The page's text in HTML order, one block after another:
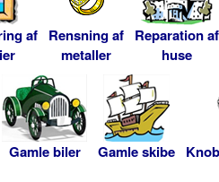
af Rensning af
metaller
Reparation af
huse
Gamle biler Gamle skibe